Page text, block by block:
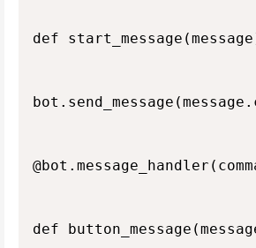
def
def